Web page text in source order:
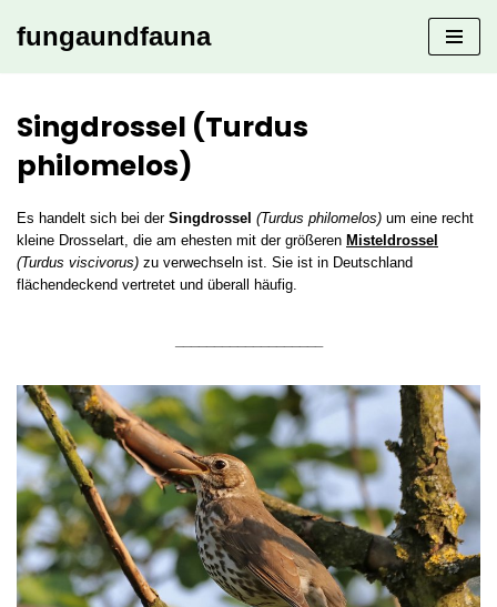
fungaundfauna
Singdrossel (Turdus
philomelos)
Es handelt sich bei der Singdrossel (Turdus philomelos) um eine recht
kleine Drosselart, die am ehesten mit der größeren Misteldrossel
(Turdus viscivorus) zu verwechseln ist. Sie ist in Deutschland
flächendeckend vertretet und überall häufig.